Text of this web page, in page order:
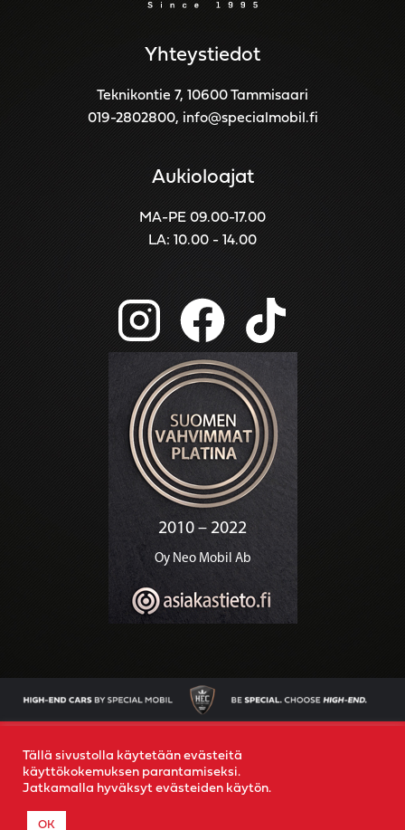
Yhteystiedot
Teknikontie 7, 10600 Tammisaari
019-2802800, info@specialmobil.fi
Aukioloajat
MA-PE 09.00-17.00
LA: 10.00 - 14.00
AJONEUVOT OSTAMME AUTOSI
© 2022
Tällä sivustolla käytetään evästeitä
käyttökokemuksen parantamiseksi.
Jatkamalla hyväksyt evästeiden käytön.
OK